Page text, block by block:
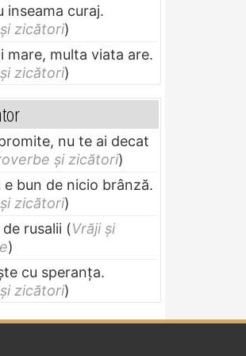
inseama curaj.
zicători)
mare, multa viata are.
zicători)
nu te ai decat
și zicători)
e bun de nicio brânză.
zicători)
rusalii (Vrăji și
)
cu speranţa.
zicători)